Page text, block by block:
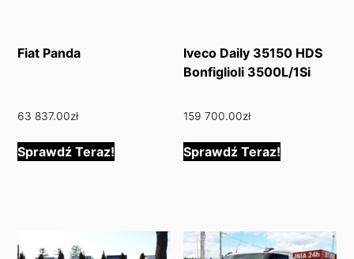
Fiat Panda
63 837.00zł
Sprawdź Teraz!
Iveco Daily 35150 HDS
Bonfiglioli 3500L/1Si
159 700.00zł
Sprawdź Teraz!